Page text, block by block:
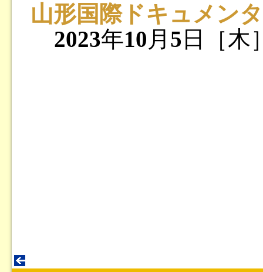
山形国際ドキュメン
2023年10 月 5 日［木